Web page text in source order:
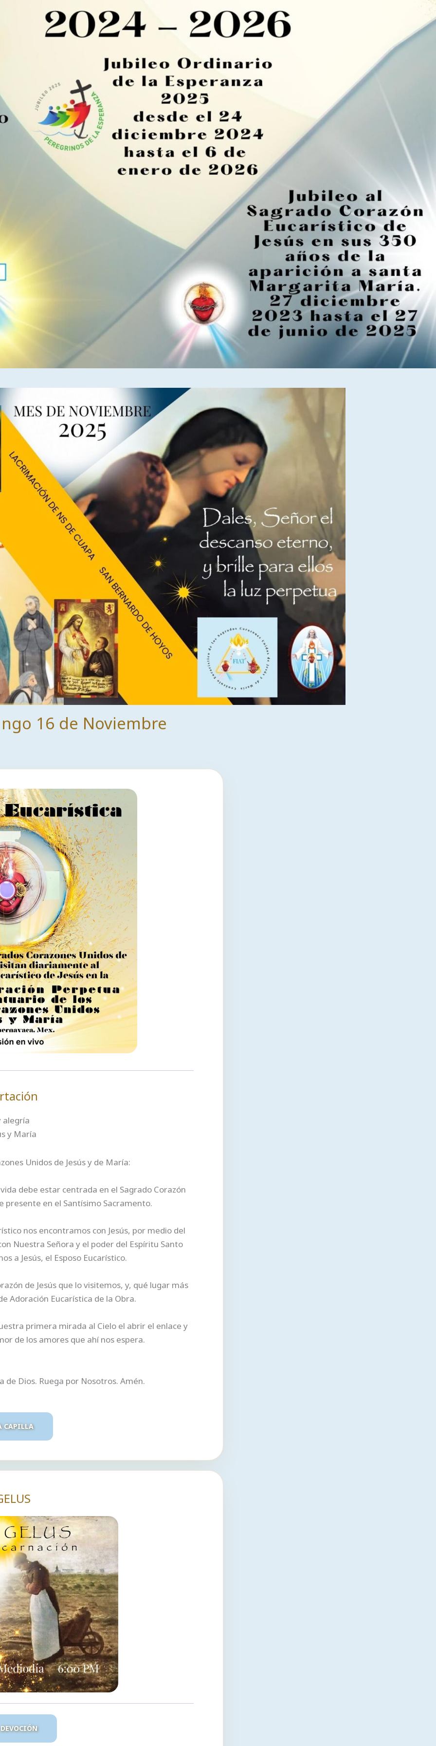
16 de Noviembre
alegría
y María
Unidos de Jesús y de María:
debe estar centrada en el Sagrado Corazón
presente en el Santísimo Sacramento.
nos encontramos con Jesús, por medio del
Nuestra Señora y el poder del Espíritu Santo
a Jesús, el Esposo Eucarístico.
de Jesús que lo visitemos, y, qué lugar más
Adoración Eucarística de la Obra.
primera mirada al Cielo el abrir el enlace y
de los amores que ahí nos espera.
de Dios. Ruega por Nosotros. Amén.
CAPILLA